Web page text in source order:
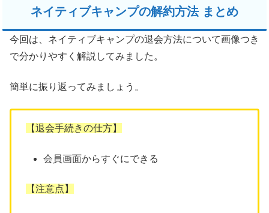
ネイティブキャンプの解約方法 まとめ
今回は、ネイティブキャンプの退会方法について画像つき
で分かりやすく解説してみました。
簡単に振り返ってみましょう。
【退会手続きの仕方】
会員画面からすぐにできる
【注意点】